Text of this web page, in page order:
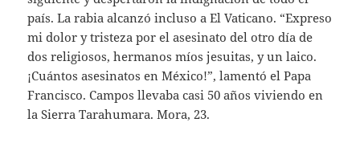
país. La rabia alcanzó incluso a El Vaticano. “Expreso
mi dolor y tristeza por el asesinato del otro día de
dos religiosos, hermanos míos jesuitas, y un laico.
¡Cuántos asesinatos en México!”, lamentó el Papa
Francisco. Campos llevaba casi 50 años viviendo en
la Sierra Tarahumara. Mora, 23.